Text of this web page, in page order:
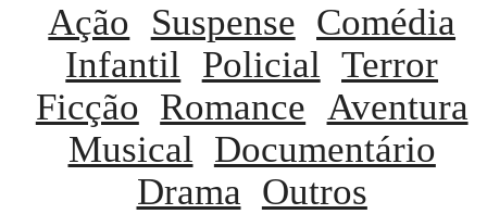
Ação Suspense Comédia
Infantil
Policial Terror
Ficção Romance Aventura
Musical
Documentário
Drama Outros